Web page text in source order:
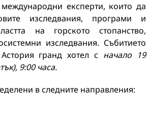
експерти, които да
изследвания, програми и
на горското стопанство,
изследвания. Събитието
гранд хотел с начало 19
9:00 часа.
в следните направления: